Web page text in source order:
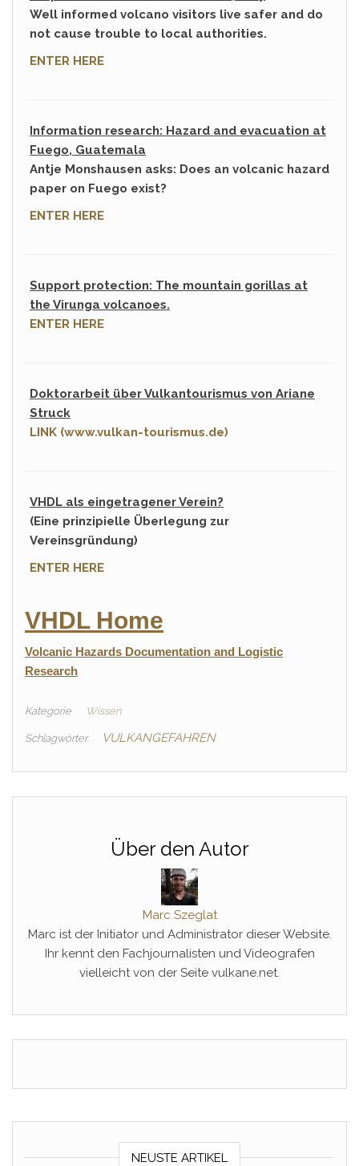
Well informed volcano visitors live safer and do
not cause trouble to local authorities.
ENTER HERE
Information research: Hazard and evacuation at
Fuego, Guatemala
Antje Monshausen asks: Does an volcanic hazard
paper on Fuego exist?
ENTER HERE
Support protection: The mountain gorillas at
the Virunga volcanoes.
ENTER HERE
Doktorarbeit über Vulkantourismus von Ariane
Struck
LINK (www.vulkan-tourismus.de)
VHDL als eingetragener Verein?
(Eine prinzipielle Überlegung zur
Vereinsgründung)
ENTER HERE
VHDL Home
Volcanic Hazards Documentation and Logistic
Research
Kategorie Wissen
Schlagwörter VULKANGEFAHREN
Über den Autor
Marc Szeglat
Marc ist der Initiator und Administrator dieser Website.
Ihr kennt den Fachjournalisten und Videografen
vielleicht von der Seite vulkane.net.
NEUSTE ARTIKEL